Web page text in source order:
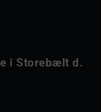
i Storebælt d.